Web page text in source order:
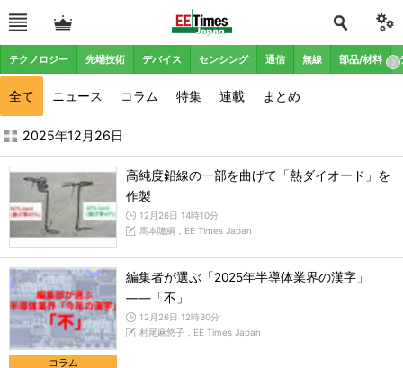
テクノロジー 先端技術 デバイス センシング 通信 無線 部品/材料
全て ニュース コラム 特集 連載 まとめ
2025年12月の記事一覧 - EE Times Japan
2025年12月26日
高純度鉛線の一部を曲げて「熱ダイオード」を
作製
12月26日 14時10分
馬本隆綱，EE Times Japan
コラム
編集者が選ぶ「2025年半導体業界の漢字」
――「不」
12月26日 12時30分
村尾麻悠子，EE Times Japan